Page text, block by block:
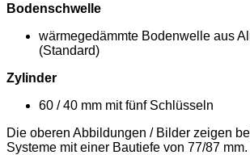
Bodenschwelle
wärmegedämmte Bodenwelle aus
(Standard)
Zylinder
60 / 40 mm mit fünf Schlüsseln
Die oberen Abbildungen / Bilder zeigen
Systeme mit einer Bautiefe von 77/87 mm.